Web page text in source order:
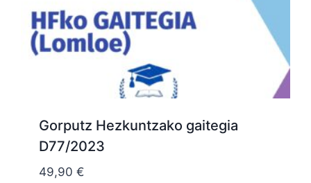
Gorputz Hezkuntzako gaitegia
D77/2023
49,90 €